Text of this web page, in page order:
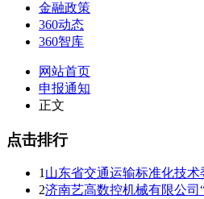
金融政策
360动态
360智库
网站首页
申报通知
正文
点击排行
1山东省交通运输标准化技术
2济南艺高数控机械有限公司